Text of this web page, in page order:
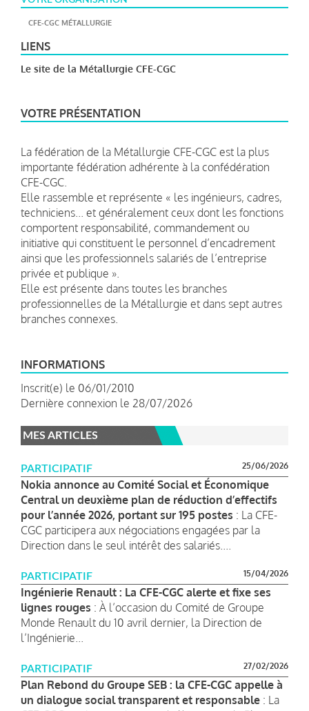
CFE-CGC MÉTALLURGIE
LIENS
Le site de la Métallurgie CFE-CGC
VOTRE PRÉSENTATION
La fédération de la Métallurgie CFE-CGC est la plus
importante fédération adhérente à la confédération
CFE-CGC.
Elle rassemble et représente « les ingénieurs, cadres,
techniciens... et généralement ceux dont les fonctions
comportent responsabilité, commandement ou
initiative qui constituent le personnel d’encadrement
ainsi que les professionnels salariés de l’entreprise
privée et publique ».
Elle est présente dans toutes les branches
professionnelles de la Métallurgie et dans sept autres
branches connexes.
INFORMATIONS
Inscrit(e) le 06/01/2010
Dernière connexion le 28/07/2026
MES ARTICLES
PARTICIPATIF 25/06/2026
Nokia annonce au Comité Social et Économique
Central un deuxième plan de réduction d’effectifs
pour l’année 2026, portant sur 195 postes : La CFE-
CGC participera aux négociations engagées par la
Direction dans le seul intérêt des salariés....
PARTICIPATIF 15/04/2026
Ingénierie Renault : La CFE-CGC alerte et fixe ses
lignes rouges : À l’occasion du Comité de Groupe
Monde Renault du 10 avril dernier, la Direction de
l’Ingénierie...
PARTICIPATIF 27/02/2026
Plan Rebond du Groupe SEB : la CFE-CGC appelle à
un dialogue social transparent et responsable : La